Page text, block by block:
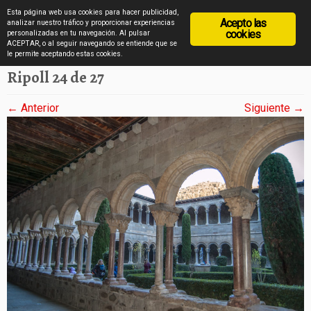
Saltar
al
contenido
diarioviajero.es
Inicio » Ripoll en 27 imágenes
Ripoll 24 de 27
← Anterior Siguiente →
Acepto las
cookies
Esta página web usa cookies para hacer publicidad,
analizar nuestro tráfico y proporcionar experiencias
personalizadas en tu navegación. Al pulsar
ACEPTAR, o al seguir navegando se entiende que se
le permite aceptando estas cookies.